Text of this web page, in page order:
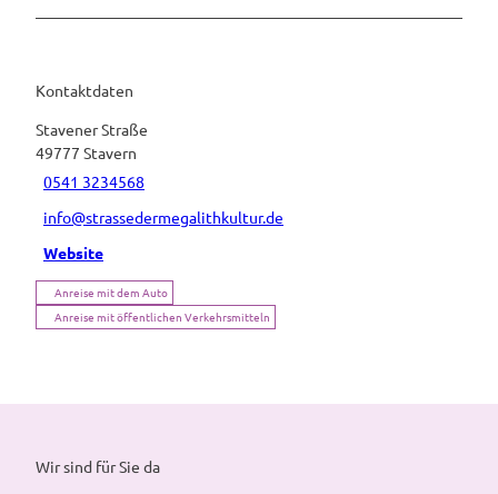
Kontaktdaten
Stavener Straße
49777 Stavern
0541 3234568
info@strassedermegalithkultur.de
Website
Anreise mit dem Auto
Anreise mit öffentlichen Verkehrsmitteln
Wir sind für Sie da